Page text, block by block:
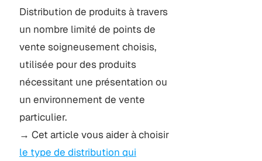
Distribution de produits à travers
un nombre limité de points de
vente soigneusement choisis,
utilisée pour des produits
nécessitant une présentation ou
un environnement de vente
particulier.
→ Cet article vous aider à choisir
le type de distribution qui